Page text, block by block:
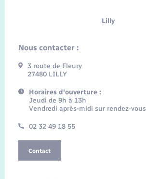
Lilly
Nous contacter :
3 route de Fleury
27480 LILLY
Horaires d'ouverture :
Jeudi de 9h à 13h
Vendredi après-midi sur rendez-vous
02 32 49 18 55
Contact